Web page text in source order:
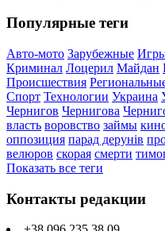
Популярные теги
Авто-мото Зарубежные
Криминал Лоцерил Майдан
Происшествия
Спорт Технологии Украина
Чернигов Чернигова
власть воровство займы
оппозиция парад дерунів
велюров скорая смерти
Показать все теги
Контакты редакции